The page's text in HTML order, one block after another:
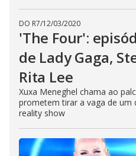
DO R7/12/03/2020
'The Four':
de Lady Gaga,
Rita Lee
Xuxa Meneghel chama ao
prometem tirar a vaga de um
reality show